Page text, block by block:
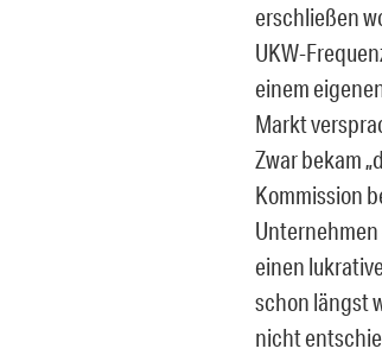
erschließen
UKW-
einem
Markt
Zwar bekam
Kommission
Unternehmen
einen
schon längst
nicht